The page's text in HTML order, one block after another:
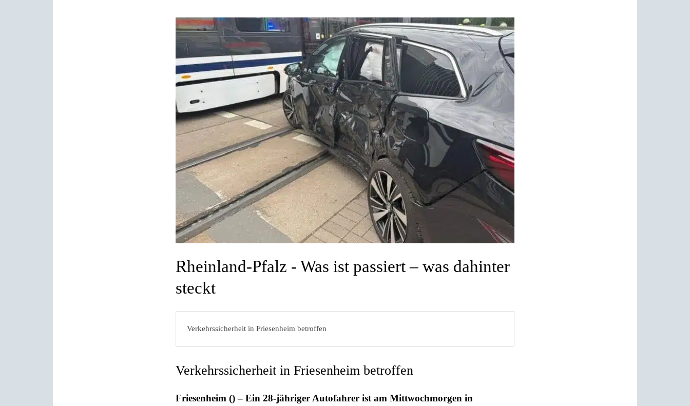
Rheinland-Pfalz - Was ist passiert – was dahinter
steckt
Verkehrssicherheit in Friesenheim betroffen
Verkehrssicherheit in Friesenheim betroffen
Friesenheim () – Ein 28-jähriger Autofahrer ist am Mittwochmorgen in